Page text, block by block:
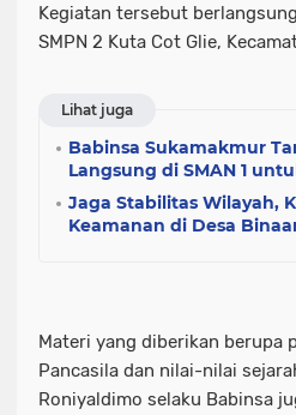
Kegiatan tersebut
SMPN 2 Kuta Cot Glie,
Lihat juga
Babinsa Sukamakmur
Langsung di SMAN 1
Jaga Stabilitas Wilayah,
Keamanan di Desa
Materi yang diberikan berupa
Pancasila dan nilai-nilai
Roniyaldimo selaku Babinsa